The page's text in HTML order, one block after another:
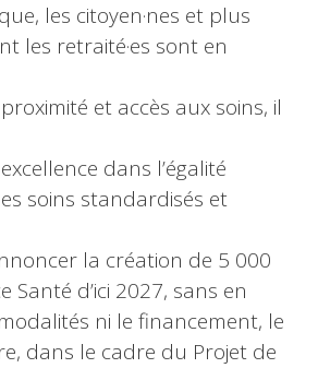
les citoyen·nes et plus
les retraité·es sont en
et accès aux soins, il
dans l’égalité
soins standardisés et
la création de 5 000
Santé d’ici 2027, sans en
ni le financement, le
dans le cadre du Projet de